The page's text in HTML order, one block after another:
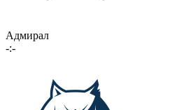
Адмирал
-:-